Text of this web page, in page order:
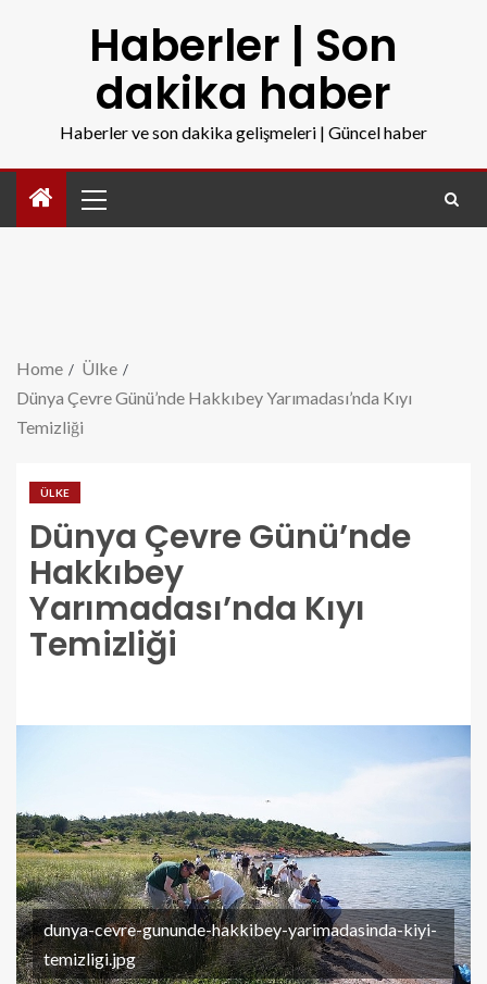
Haberler | Son
dakika haber
Haberler ve son dakika gelişmeleri | Güncel haber
Home
Ülke
Dünya Çevre Günü’nde Hakkıbey Yarımadası’nda Kıyı
Temizliği
ÜLKE
Dünya Çevre Günü’nde
Hakkıbey
Yarımadası’nda Kıyı
Temizliği
dunya-cevre-gununde-hakkibey-yarimadasinda-kiyi-
temizligi.jpg